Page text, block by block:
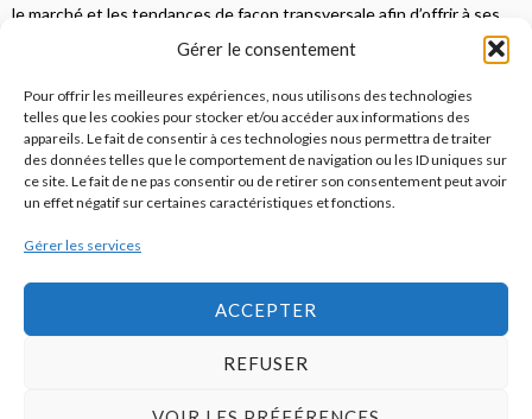
Gérer le consentement
Pour offrir les meilleures expériences, nous utilisons des technologies
telles que les cookies pour stocker et/ou accéder aux informations des
appareils. Le fait de consentir à ces technologies nous permettra de traiter
des données telles que le comportement de navigation ou les ID uniques sur
ce site. Le fait de ne pas consentir ou de retirer son consentement peut avoir
un effet négatif sur certaines caractéristiques et fonctions.
Gérer les services
ACCEPTER
REFUSER
le marché et les tendances de façon transversale afin d’offrir à ses
lecteurs une vision complète.
JE M'ABONNE
© 2026Home Fashion News